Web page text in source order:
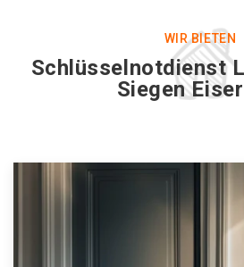
WIR BIETEN
Schlüsselnotdienst
Siegen